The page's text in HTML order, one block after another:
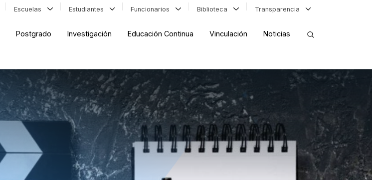
FILTRAR INFORMACIÓN
Escuelas Estudiantes Funcionarios Biblioteca Transparencia
Postgrado Investigación Educación Continua Vinculación Noticias